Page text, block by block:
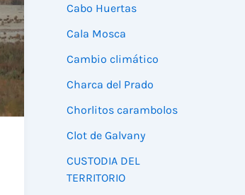
Cabo Huertas
Cala Mosca
Cambio climático
Charca del Prado
Chorlitos carambolos
Clot de Galvany
CUSTODIA DEL
TERRITORIO